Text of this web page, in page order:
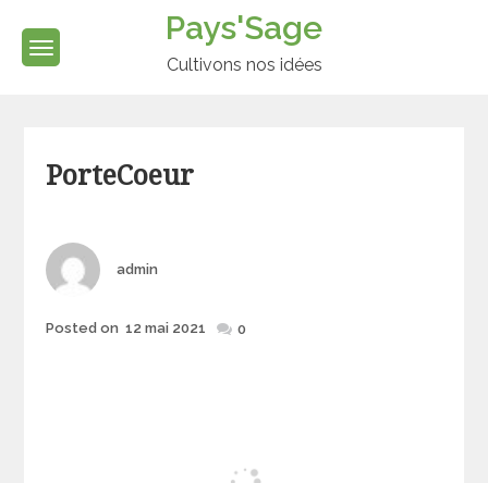
content
Pays'Sage
Cultivons nos idées
PorteCoeur
Author
admin
Posted
Posted on 12 mai 2021 0